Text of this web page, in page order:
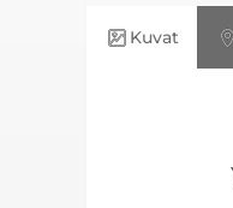
Kuvat